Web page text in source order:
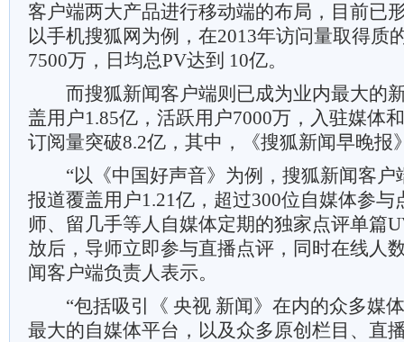
客户端两大产品进行移动端的布局，目前已
以手机搜狐网为例，在2013年访问量取得质
7500万，日均总PV达到 10亿。
而搜狐新闻客户端则已成为业内最大的
盖用户1.85亿，活跃用户7000万，入驻媒体
订阅量突破8.2亿，其中，《搜狐新闻早晚报
“以《中国好声音》为例，搜狐新闻客户
报道覆盖用户1.21亿，超过300位自媒体参与
师、留几手等人自媒体定期的独家点评单篇
放后，导师立即参与直播点评，同时在线人
闻客户端负责人表示。
“包括吸引《 央视 新闻》在内的众多媒
最大的自媒体平台，以及众多原创栏目、直